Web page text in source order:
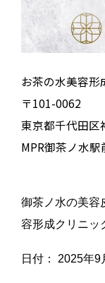
お茶の水美容形
〒101-0062
東京都千代田区
MPR御茶ノ水
御茶ノ水の美容
容形成クリニッ
日付： 2025年9